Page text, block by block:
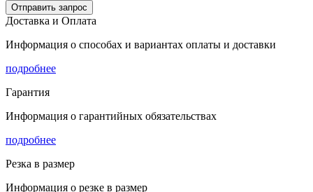
Отправить запрос
Доставка и Оплата
Информация о способах и вариантах оплаты и доставки
подробнее
Гарантия
Информация о гарантийных обязательствах
подробнее
Резка в размер
Информация о резке в размер